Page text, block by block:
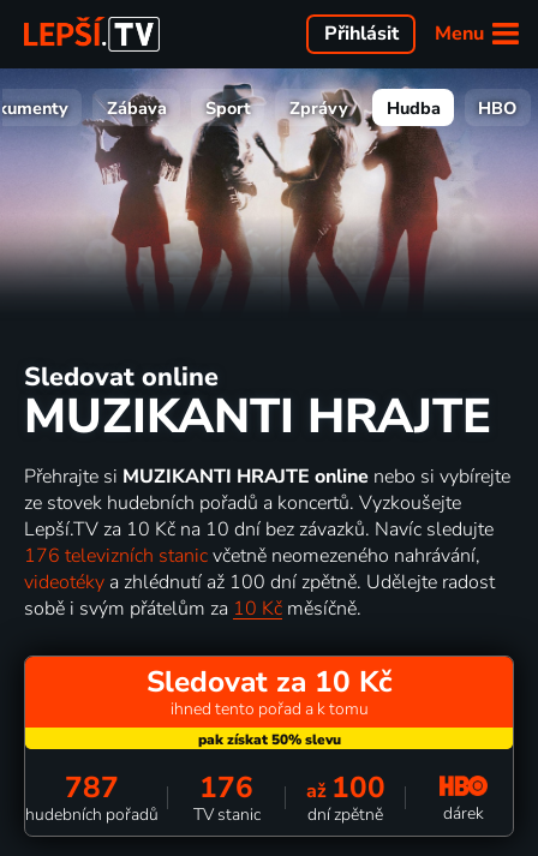
Menu
Přihlásit
Zábava Sport Zprávy Hudba HBO
Sledovat online
MUZIKANTI HRAJTE
Přehrajte si MUZIKANTI HRAJTE online nebo si vybírejte
ze stovek hudebních pořadů a koncertů. Vyzkoušejte
Lepší.TV za 10 Kč na 10 dní bez závazků. Navíc sledujte
176 televizních stanicvčetně neomezeného nahrávání,
videotéky a zhlédnutí až 100 dní zpětně. Udělejte radost
sobě i svým přátelům za 10 Kč měsíčně.
Sledovat za 10 Kč
ihned tento pořad a k tomu
787
hudebních pořadů
176
TV stanic
až 100
dní zpětně dárek